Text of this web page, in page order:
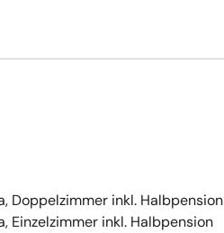
Doppelzimmer inkl. Halbpension
Einzelzimmer inkl. Halbpension